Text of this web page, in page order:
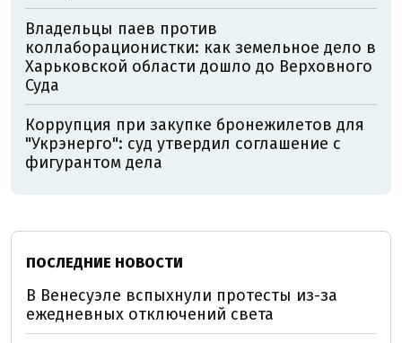
Владельцы паев против
коллаборационистки: как земельное дело в
Харьковской области дошло до Верховного
Суда
Коррупция при закупке бронежилетов для
"Укрэнерго": суд утвердил соглашение с
фигурантом дела
ПОСЛЕДНИЕ НОВОСТИ
В Венесуэле вспыхнули протесты из-за
ежедневных отключений света